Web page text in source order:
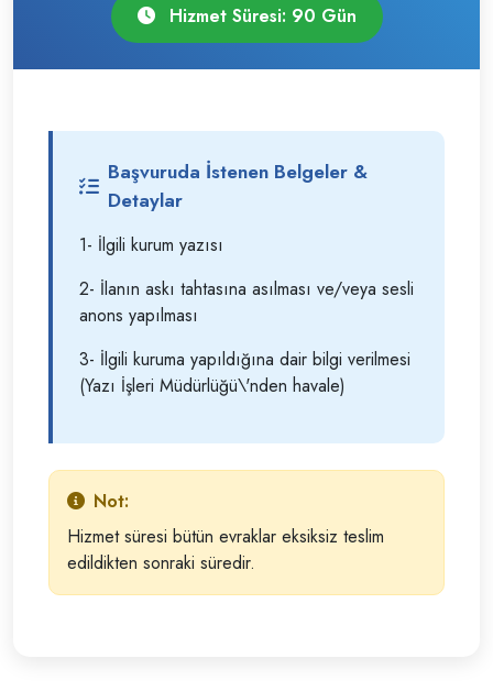
Hizmet Süresi: 90 Gün
Başvuruda İstenen Belgeler &
Detaylar
1- İlgili kurum yazısı
2- İlanın askı tahtasına asılması ve/veya sesli
anons yapılması
3- İlgili kuruma yapıldığına dair bilgi verilmesi
(Yazı İşleri Müdürlüğü\'nden havale)
Not:
Hizmet süresi bütün evraklar eksiksiz teslim
edildikten sonraki süredir.